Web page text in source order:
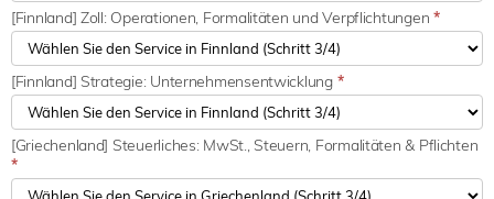
[Finnland] Zoll: Operationen, Formalitäten und Verpflichtungen *
[Finnland] Strategie: Unternehmensentwicklung *
[Griechenland] Steuerliches: MwSt., Steuern, Formalitäten & Pflichten
*